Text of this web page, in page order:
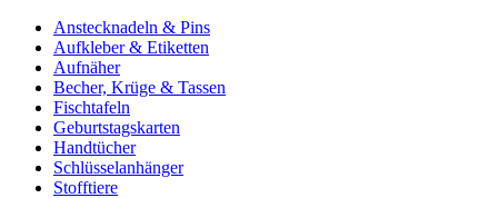
Anstecknadeln & Pins
Aufkleber & Etiketten
Aufnäher
Becher, Krüge & Tassen
Fischtafeln
Geburtstagskarten
Handtücher
Schlüsselanhänger
Stofftiere